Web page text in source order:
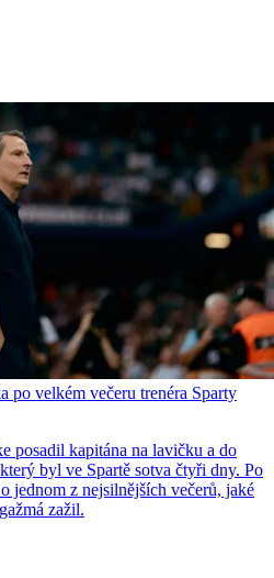
po velkém večeru trenéra Sparty
posadil kapitána na lavičku a do
byl ve Spartě sotva čtyři dny. Po
jednom z nejsilnějších večerů, jaké
zažil.